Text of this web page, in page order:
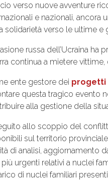
verso nuove avventure
e nazionali, ancora
solidarietà verso le ultime e
russa dell’Ucraina
continua a mietere vittime,
ente gestore dei progetti
questa tragico evento
alla gestione della
allo scoppio del
sul territorio
di analisi, aggiornamento
più urgenti relativi a nuclei
di nuclei familiari